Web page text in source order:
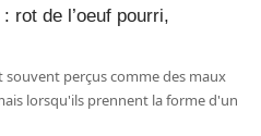
rot de l’oeuf pourri,
perçus comme des maux
lorsqu'ils prennent la forme d'un